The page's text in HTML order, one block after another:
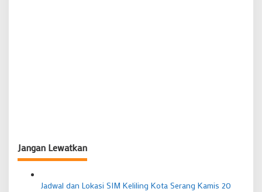
Jangan Lewatkan
Jadwal dan Lokasi SIM Keliling Kota Serang Kamis 20